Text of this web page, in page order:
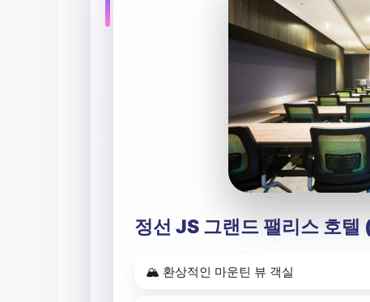
정선 JS 그랜드 팰리스 호텔
🏔️ 환상적인 마운틴 뷰 객실